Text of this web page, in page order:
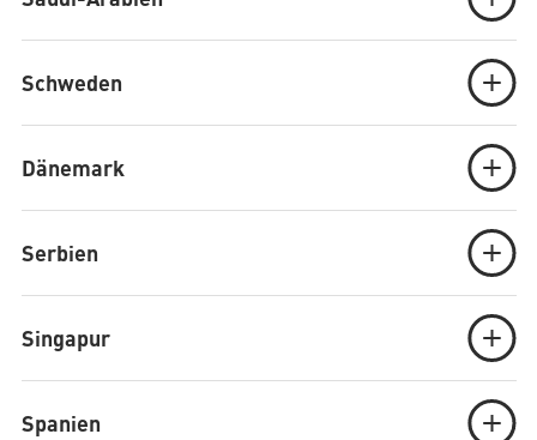
Schweden
Dänemark
Serbien
Singapur
Spanien